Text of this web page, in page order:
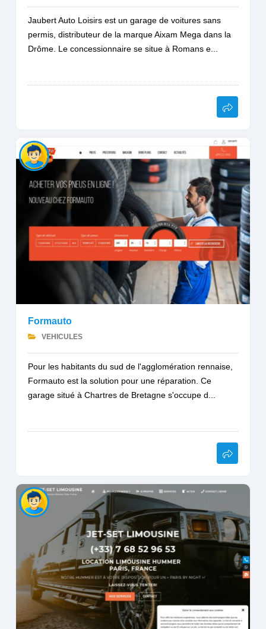
Jaubert Auto Loisirs est un garage de voitures sans
permis, distributeur de la marque Aixam Mega dans la
Drôme. Le concessionnaire se situe à Romans e...
Formauto
VEHICULES
Pour les habitants du sud de l'agglomération rennaise,
Formauto est la solution pour une réparation. Ce
garage situé à Chartres de Bretagne s'occupe d...